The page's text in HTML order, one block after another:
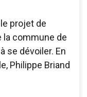
projet de
la commune de
se dévoiler. En
Philippe Briand